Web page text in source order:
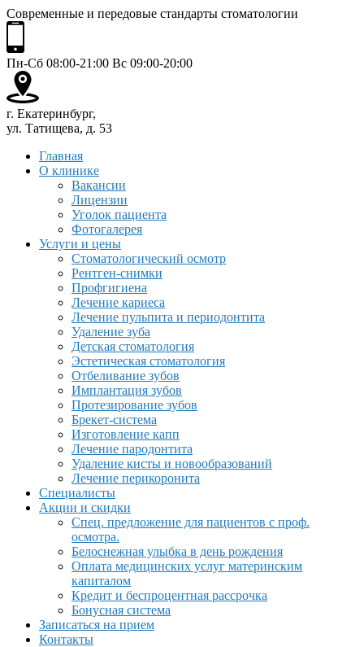
Современные и передовые стандарты стоматологии
Пн-Сб 08:00-21:00 Вс 09:00-20:00
г. Екатеринбург,
ул. Татищева, д. 53
Главная
О клинике
Вакансии
Лицензии
Уголок пациента
Фотогалерея
Услуги и цены
Стоматологический осмотр
Рентген-снимки
Профгигиена
Лечение кариеса
Лечение пульпита и периодонтита
Удаление зуба
Детская стоматология
Эстетическая стоматология
Отбеливание зубов
Имплантация зубов
Протезирование зубов
Брекет-система
Изготовление капп
Лечение пародонтита
Удаление кисты и новообразований
Лечение перикоронита
Специалисты
Акции и скидки
Спец. предложение для пациентов с проф.
осмотра.
Белоснежная улыбка в день рождения
Оплата медицинских услуг материнским
капиталом
Кредит и беспроцентная рассрочка
Бонусная система
Записаться на прием
Контакты